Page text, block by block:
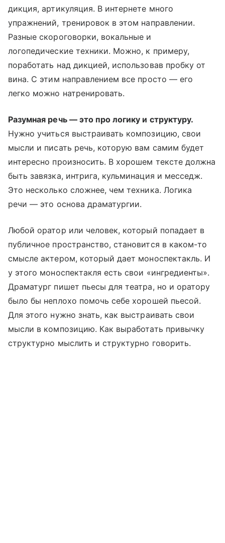
дикция, артикуляция. В интернете много
упражнений, тренировок в этом направлении.
Разные скороговорки, вокальные и
логопедические техники. Можно, к примеру,
поработать над дикцией, использовав пробку от
вина. С этим направлением все просто — его
легко можно натренировать.
Разумная речь — это про логику и структуру.
Нужно учиться выстраивать композицию, свои
мысли и писать речь, которую вам самим будет
интересно произносить. В хорошем тексте должна
быть завязка, интрига, кульминация и месседж.
Это несколько сложнее, чем техника. Логика
речи — это основа драматургии.
Любой оратор или человек, который попадает в
публичное пространство, становится в каком-то
смысле актером, который дает моноспектакль. И
у этого моноспектакля есть свои «ингредиенты».
Драматург пишет пьесы для театра, но и оратору
было бы неплохо помочь себе хорошей пьесой.
Для этого нужно знать, как выстраивать свои
мысли в композицию. Как выработать привычку
структурно мыслить и структурно говорить.